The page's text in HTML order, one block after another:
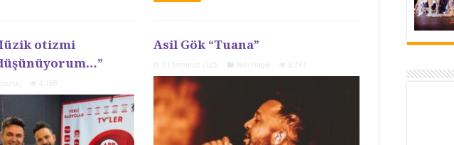
otizmi
Asil Gök “Tuana”